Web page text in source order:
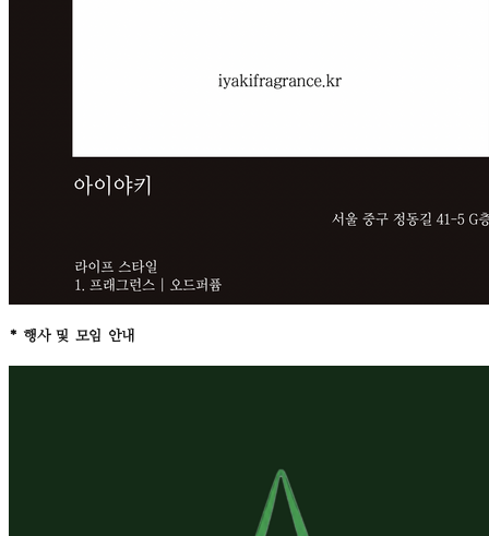
* 행사 및 모임 안내